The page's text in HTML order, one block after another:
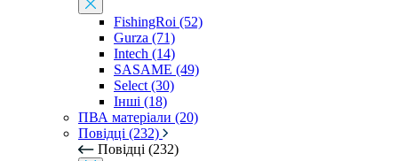
FishingRoi (52)
Gurza (71)
Intech (14)
SASAME (49)
Select (30)
Інші (18)
ПВА матеріали (20)
Повідці (232)
Повідці (232)